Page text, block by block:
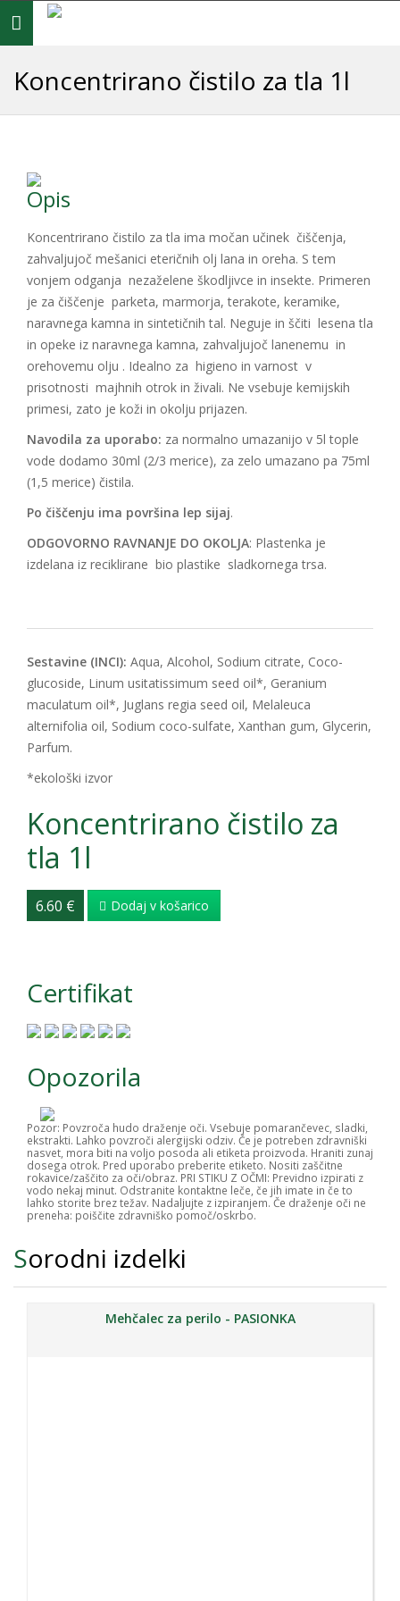
Toggle
navigation
Koncentrirano čistilo za tla 1l
Opis
Koncentrirano čistilo za tla ima močan učinek čiščenja,
zahvaljujoč mešanici eteričnih olj lana in oreha. S tem
vonjem odganja nezaželene škodljivce in insekte. Primeren
je za čiščenje parketa, marmorja, terakote, keramike,
naravnega kamna in sintetičnih tal. Neguje in ščiti lesena tla
in opeke iz naravnega kamna, zahvaljujoč lanenemu in
orehovemu olju . Idealno za higieno in varnost v
prisotnosti majhnih otrok in živali. Ne vsebuje kemijskih
primesi, zato je koži in okolju prijazen.
Navodila za uporabo: za normalno umazanijo v 5l tople
vode dodamo 30ml (2/3 merice), za zelo umazano pa 75ml
(1,5 merice) čistila.
Po čiščenju ima površina lep sijaj.
ODGOVORNO RAVNANJE DO OKOLJA: Plastenka je
izdelana iz reciklirane bio plastike sladkornega trsa.
Sestavine (INCI): Aqua, Alcohol, Sodium citrate, Coco-
glucoside, Linum usitatissimum seed oil*, Geranium
maculatum oil*, Juglans regia seed oil, Melaleuca
alternifolia oil, Sodium coco-sulfate, Xanthan gum, Glycerin,
Parfum.
*ekološki izvor
Koncentrirano čistilo za
tla 1l
6.60 € Dodaj v košarico
Certifikat
Opozorila
Pozor: Povzroča hudo draženje oči. Vsebuje pomarančevec, sladki,
ekstrakti. Lahko povzroči alergijski odziv. Če je potreben zdravniški
nasvet, mora biti na voljo posoda ali etiketa proizvoda. Hraniti zunaj
dosega otrok. Pred uporabo preberite etiketo. Nositi zaščitne
rokavice/zaščito za oči/obraz. PRI STIKU Z OČMI: Previdno izpirati z
vodo nekaj minut. Odstranite kontaktne leče, če jih imate in če to
lahko storite brez težav. Nadaljujte z izpiranjem. Če draženje oči ne
preneha: poiščite zdravniško pomoč/oskrbo.
Sorodni izdelki
Mehčalec za perilo - PASIONKA